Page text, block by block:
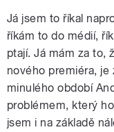
Já jsem to říkal
říkám to do médií,
ptají. Já mám za to,
nového premiéra,
minulého období
problémem, který
jsem i na základě